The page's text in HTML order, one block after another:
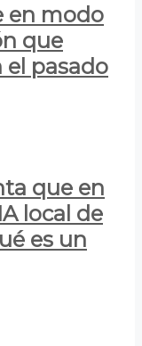
en modo
que
el pasado
que en
local de
es un